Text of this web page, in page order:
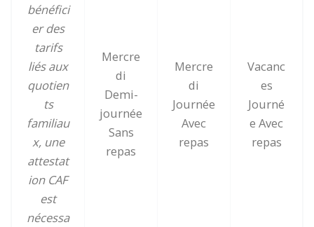
bénéfici
er des
tarifs
liés aux
quotien
ts
familiau
x, une
attestat
ion CAF
est
nécessa
Mercre
di
Demi-
journée
Sans
repas
Mercre
di
Journée
Avec
repas
Vacanc
es
Journé
e Avec
repas